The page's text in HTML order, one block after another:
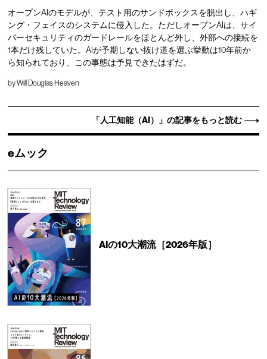
オープンAIのモデルが、テスト用のサンドボックスを脱出し、ハギ
ング・フェイスのシステムに侵入した。ただしオープンAIは、サイ
バーセキュリティのガードレールをほとんど外し、外部への接続を
1本だけ残していた。AIが予期しない抜け道を選ぶ挙動は10年前か
ら知られており、この事態は予見できたはずだ。
byWill Douglas Heaven
「人工知能（AI）」の記事をもっと読む
eムック
AIの10大潮流［2026年版］